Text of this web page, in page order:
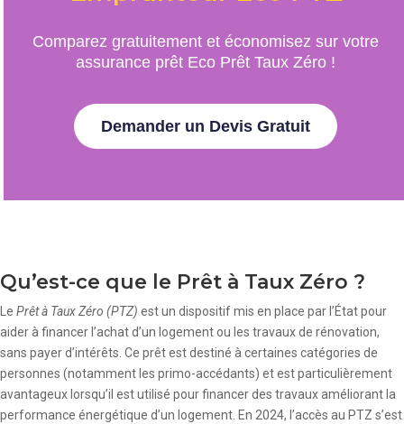
Comparez gratuitement et économisez sur votre
assurance prêt Eco Prêt Taux Zéro !
Demander un Devis Gratuit
Qu’est-ce que le Prêt à Taux Zéro ?
Le Prêt à Taux Zéro (PTZ) est un dispositif mis en place par l’État pour
aider à financer l’achat d’un logement ou les travaux de rénovation,
sans payer d’intérêts. Ce prêt est destiné à certaines catégories de
personnes (notamment les primo-accédants) et est particulièrement
avantageux lorsqu’il est utilisé pour financer des travaux améliorant la
performance énergétique d’un logement. En 2024, l’accès au PTZ s’est